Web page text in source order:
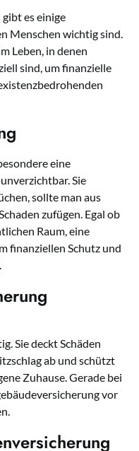
es einige
Menschen wichtig sind.
Leben, in denen
sind, um finanzielle
eine
Sie
sollte man aus
zufügen. Egal ob
Raum, eine
finanziellen Schutz und
Sie deckt Schäden
ab und schützt
Zuhause. Gerade bei
vor